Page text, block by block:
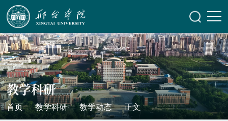
教学科研
首页 -- 教学科研 -- 教学动态 -- 正文